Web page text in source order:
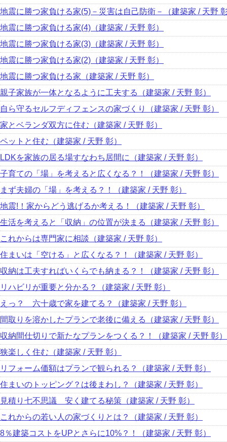
地震に勝つ家負ける家(5)－災害は自己防衛－（建築家 / 天野
地震に勝つ家負ける家(4)（建築家 / 天野 彰）
地震に勝つ家負ける家(3)（建築家 / 天野 彰）
地震に勝つ家負ける家(2)（建築家 / 天野 彰）
地震に勝つ家負ける家（建築家 / 天野 彰）
親子家族が一体となるように工夫する（建築家 / 天野 彰）
自ら守るセルフディフェンスの家づくり（建築家 / 天野 彰）
家とベランダ双方に住む（建築家 / 天野 彰）
ペットと住む（建築家 / 天野 彰）
LDKを家族の居る場すなわち居間に（建築家 / 天野 彰）
子育ての「場」を考えると広くなる？！（建築家 / 天野 彰）
まず夫婦の「場」を考える？！（建築家 / 天野 彰）
地震!！家からどう逃げるか考える！（建築家 / 天野 彰）
生活を考えると「収納」の位置が決まる（建築家 / 天野 彰）
これからは専門家に相談（建築家 / 天野 彰）
住まいは「空ける」と広くなる？！（建築家 / 天野 彰）
収納は工夫すればいくらでも納まる？！（建築家 / 天野 彰）
リハビリが重要と分かる？（建築家 / 天野 彰）
えっ？ 六十歳で家を建てる？（建築家 / 天野 彰）
間取りを溶かしたプランで老後に備える（建築家 / 天野 彰）
収納間仕切りで新たなプランをつくる？！（建築家 / 天野 彰）
狭楽しく住む（建築家 / 天野 彰）
リフォーム価額はプランで観られる？（建築家 / 天野 彰）
住まいのトッピング？は後まわし？（建築家 / 天野 彰）
見積り七不思議 安く建てる秘策（建築家 / 天野 彰）
これからの若い人の家づくりとは？（建築家 / 天野 彰）
8％建築コストをUPとさらに10%？！（建築家 / 天野 彰）